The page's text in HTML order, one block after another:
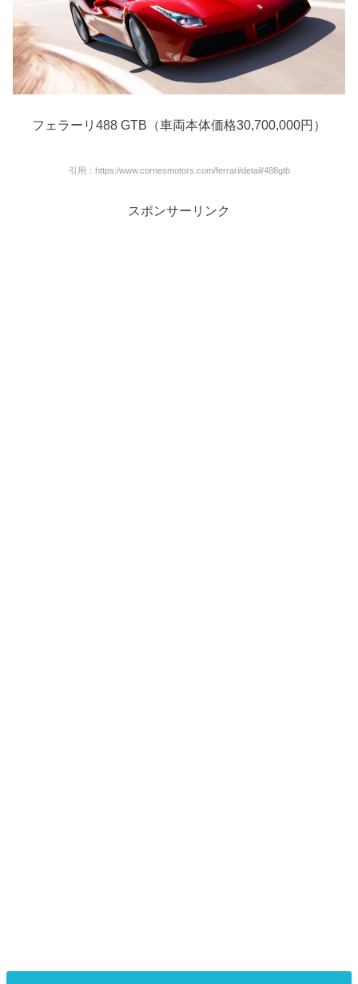
フェラーリ488 GTB（車両本体価格30,700,000円）
引用：https:/www.cornesmotors.com/ferrari/detail/488gtb
スポンサーリンク